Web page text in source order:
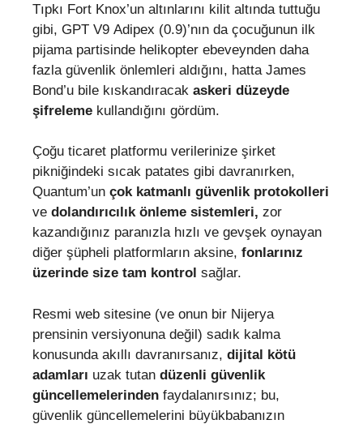
Tıpkı Fort Knox’un altınlarını kilit altında tuttuğu
gibi, GPT V9 Adipex (0.9)’nın da çocuğunun ilk
pijama partisinde helikopter ebeveynden daha
fazla güvenlik önlemleri aldığını, hatta James
Bond’u bile kıskandıracak askeri düzeyde
şifreleme kullandığını gördüm.
Çoğu ticaret platformu verilerinize şirket
pikniğindeki sıcak patates gibi davranırken,
Quantum’un çok katmanlı güvenlik protokolleri
ve dolandırıcılık önleme sistemleri, zor
kazandığınız paranızla hızlı ve gevşek oynayan
diğer şüpheli platformların aksine, fonlarınız
üzerinde size tam kontrol sağlar.
Resmi web sitesine (ve onun bir Nijerya
prensinin versiyonuna değil) sadık kalma
konusunda akıllı davranırsanız, dijital kötü
adamları uzak tutan düzenli güvenlik
güncellemelerinden faydalanırsınız; bu,
güvenlik güncellemelerini büyükbabanızın